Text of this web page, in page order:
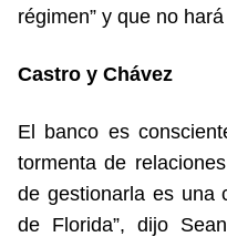
régimen” y que no
Castro y Chávez
El banco es
tormenta de
de gestionarla es una
de Florida”, dijo